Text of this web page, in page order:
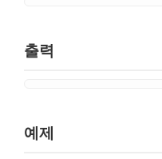
출력
예제